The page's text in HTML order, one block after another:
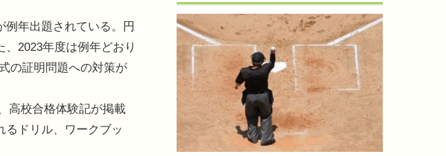
年出題されている。円
2023年度は例年どおり
の証明問題への対策が
高校合格体験記が掲載
るドリル、ワークブッ